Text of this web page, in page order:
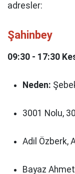
adresler:
Şahinbey
09:30 - 17:30
Neden:
3001 Nolu,
Adil Özberk,
Bayaz